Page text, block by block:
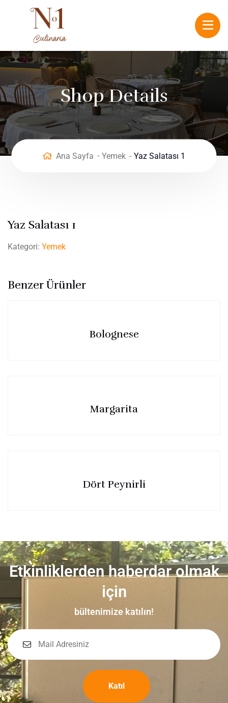
Shop Details
Ana Sayfa Yemek Yaz Salatası 1
Yaz Salatası 1
Kategori: Yemek
Benzer Ürünler
Bolognese
Margarita
Dört Peynirli
Etkinliklerden haberdar olmak
için
bültenimize katılın!
Katıl